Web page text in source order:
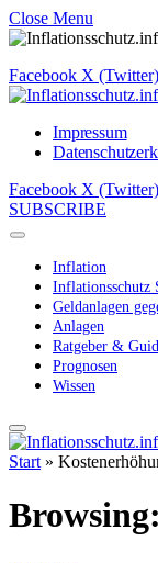
Close Menu
Facebook X (Twitter)
Impressum
Facebook X (Twitter)
SUBSCRIBE
Inflation
Inflationsschutz
Geldanlagen
Anlagen
Ratgeber &
Prognosen
Wissen
Start »
Browsing: